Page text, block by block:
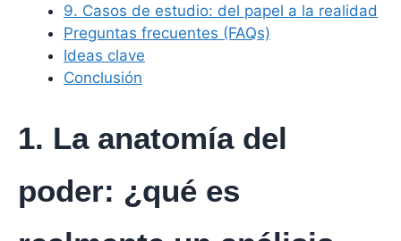
9. Casos de estudio: del papel a la realidad
Preguntas frecuentes (FAQs)
Ideas clave
Conclusión
1. La anatomía del
poder: ¿qué es